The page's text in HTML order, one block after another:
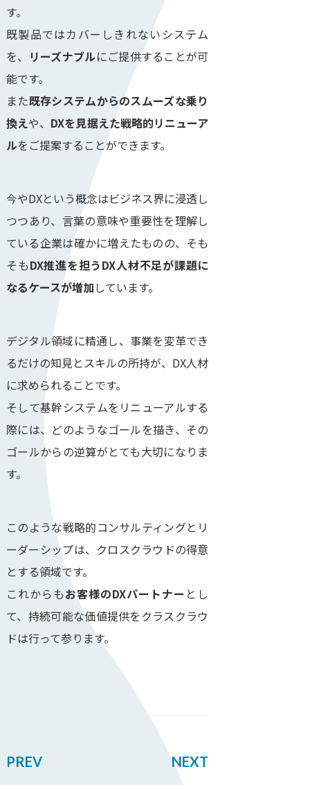
す。
既製品ではカバーしきれないシステム
を、
リーズナブルにご提供することが可
能です。
また既存システムからのスムーズな乗り
換えや、 DXを見据えた戦略的リニューア
ルをご提案することができます。
今やDXという概念はビジネス界に浸透し
つつあり、言葉の意味や重要性を理解し
ている企業は確かに増えたものの、そも
そもDX推進を担うDX人材不足が課題に
なるケースが増加しています。
デジタル領域に精通し、事業を変革でき
るだけの知見とスキルの所持が、DX人材
に求められることです。
そして基幹システムをリニューアルする
際には、どのようなゴールを描き、その
ゴールからの逆算がとても大切になりま
す。
このような戦略的コンサルティングとリ
ーダーシップは、クロスクラウドの得意
とする領域です。
これからもお客様のDXパートナー とし
て、持続可能な価値提供をクラスクラウ
ドは行って参ります。
PREV
NEXT